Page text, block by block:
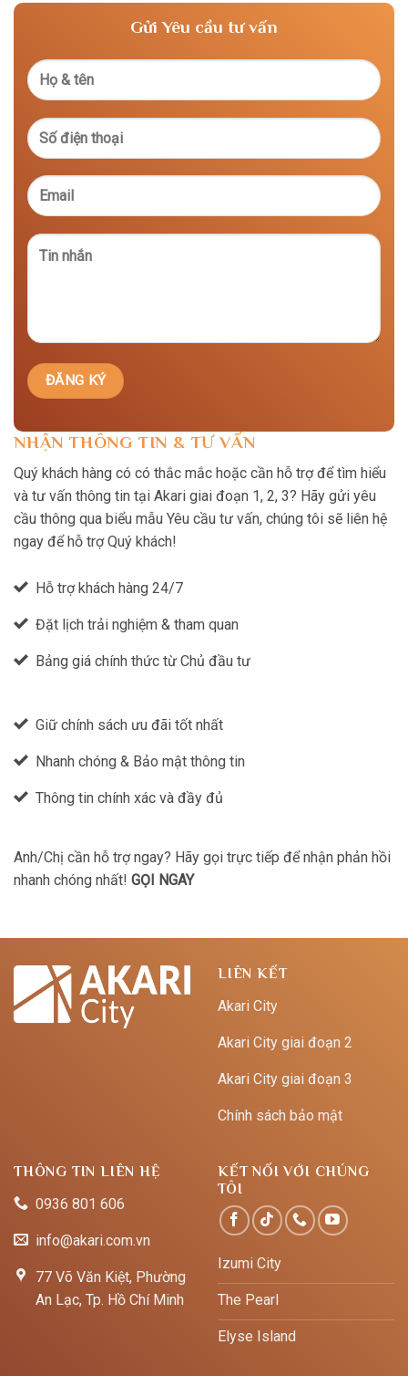
Gửi Yêu cầu tư vấn
NHẬN THÔNG TIN & TƯ VẤN
Quý khách hàng có có thắc mắc hoặc cần hỗ trợ để tìm hiểu
và tư vấn thông tin tại Akari giai đoạn 1, 2, 3? Hãy gửi yêu
cầu thông qua biểu mẫu Yêu cầu tư vấn, chúng tôi sẽ liên hệ
ngay để hỗ trợ Quý khách!
Hỗ trợ khách hàng 24/7
Đặt lịch trải nghiệm & tham quan
Bảng giá chính thức từ Chủ đầu tư
Giữ chính sách ưu đãi tốt nhất
Nhanh chóng & Bảo mật thông tin
Thông tin chính xác và đầy đủ
Anh/Chị cần hỗ trợ ngay? Hãy gọi trực tiếp để nhận phản hồi
nhanh chóng nhất! GỌI NGAY
LIÊN KẾT
Akari City
Akari City giai đoạn 2
Akari City giai đoạn 3
Chính sách bảo mật
THÔNG TIN LIÊN HỆ
0936 801 606
info@akari.com.vn
77 Võ Văn Kiệt, Phường
An Lạc, Tp. Hồ Chí Minh
KẾT NỐI VỚI CHÚNG
TÔI
Izumi City
The Pearl
Elyse Island